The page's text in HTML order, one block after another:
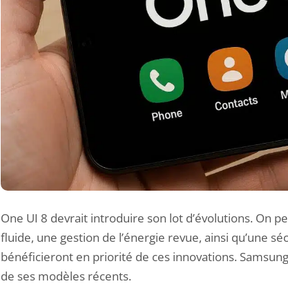
One UI 8 devrait introduire son lot d’évolutions. On
fluide, une gestion de l’énergie revue, ainsi qu’une
bénéficieront en priorité de ces innovations.
de ses modèles récents.